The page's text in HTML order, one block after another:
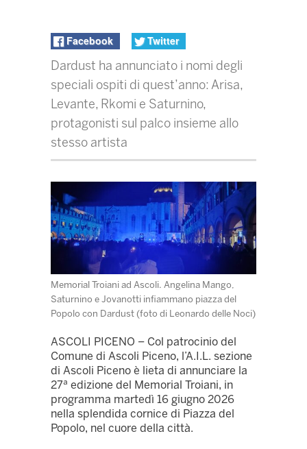
Facebook Twitter
Dardust ha annunciato i nomi degli
speciali ospiti di quest’anno: Arisa,
Levante, Rkomi e Saturnino,
protagonisti sul palco insieme allo
stesso artista
Memorial Troiani ad Ascoli. Angelina Mango,
Saturnino e Jovanotti infiammano piazza del
Popolo con Dardust (foto di Leonardo delle Noci)
ASCOLI PICENO – Col patrocinio del
Comune di Ascoli Piceno, l’A.I.L. sezione
di Ascoli Piceno è lieta di annunciare la
27ª edizione del Memorial Troiani, in
programma martedì 16 giugno 2026
nella splendida cornice di Piazza del
Popolo, nel cuore della città.